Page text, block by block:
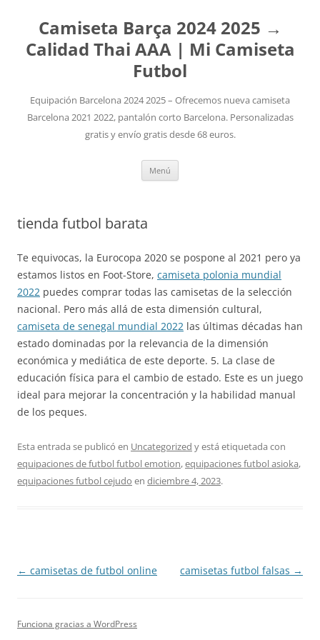
Camiseta Barça 2024 2025 →
Calidad Thai AAA | Mi Camiseta
Futbol
Equipación Barcelona 2024 2025 – Ofrecemos nueva camiseta
Barcelona 2021 2022, pantalón corto Barcelona. Personalizadas
gratis y envío gratis desde 68 euros.
Menú
tienda futbol barata
Te equivocas, la Eurocopa 2020 se pospone al 2021 pero ya
estamos listos en Foot-Store, camiseta polonia mundial
2022 puedes comprar todas las camisetas de la selección
nacional. Pero más allá de esta dimensión cultural,
camiseta de senegal mundial 2022 las últimas décadas han
estado dominadas por la relevancia de la dimensión
económica y mediática de este deporte. 5. La clase de
educación física para el cambio de estado. Este es un juego
ideal para mejorar la concentración y la habilidad manual
de los peques.
Esta entrada se publicó en Uncategorized y está etiquetada con
equipaciones de futbol futbol emotion,equipaciones futbol asioka,
equipaciones futbol cejudo en diciembre 4, 2023.
Navegación
← camisetas de futbol online camisetas futbol falsas →
Funciona gracias a WordPress